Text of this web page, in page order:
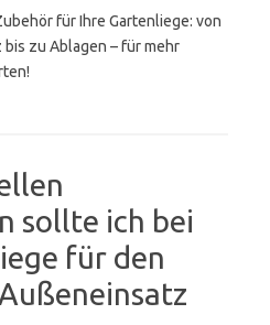
für Ihre Gartenliege: von
zu Ablagen – für mehr
sollte ich bei
für den